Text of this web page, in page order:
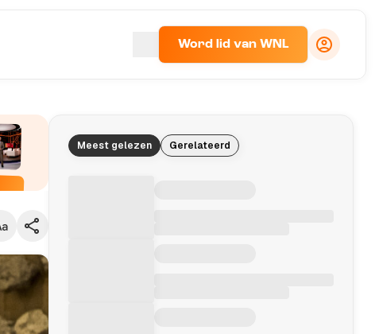
Word lid van WNL
Meest gelezen Gerelateerd